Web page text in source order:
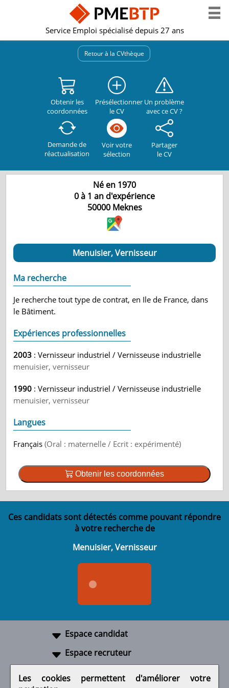
Service Emploi spécialisé depuis 27 ans
Retour à la CVthèque
Obtenir les
coordonnées
Présélectionner
le CV
Un problème
avec ce CV ?
Demande de
réactualisation
Voir votre
sélection
Partager
le CV
Né en 1970
0 à 1 an d'expérience
50000 Meknes
Menuisier, Vernisseur
Ma recherche
Je recherche tout type de contrat, en Ile de France, dans
le Bâtiment.
Expériences professionnelles
2003 : Vernisseur industriel / Vernisseuse industrielle
menuisier, vernisseur
1990 : Vernisseur industriel / Vernisseuse industrielle
menuisier, vernisseur
Langues
Français(Oral : maternelle / Ecrit : expérimenté)
Obtenir les coordonnées
Ces candidats sont détectés comme pouvant répondre
à votre recherche de
Menuisier, Vernisseur
Espace candidat
Espace recruteur
Les cookies permettent d'améliorer votre